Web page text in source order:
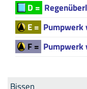
D =
E = Pumpwerk
F = Pumpwerk
Bissen